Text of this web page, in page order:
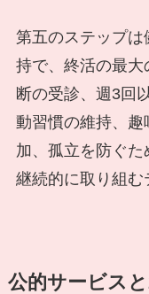
第五のステップ
持で、終活の最
断の受診、週3回
動習慣の維持、
加、孤立を防ぐた
継続的に取り組む
公的サービス